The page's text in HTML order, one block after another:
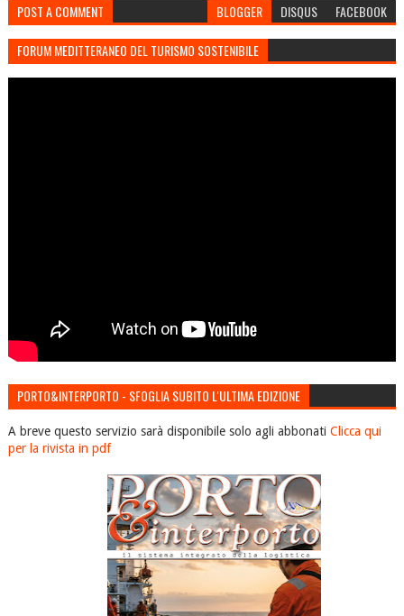
POST A COMMENT BLOGGER DISQUS FACEBOOK
FORUM MEDITTERANEO DEL TURISMO SOSTENIBILE
PORTO&INTERPORTO - SFOGLIA SUBITO L'ULTIMA EDIZIONE
A breve questo servizio sarà disponibile solo agli abbonati Clicca qui
per la rivista in pdf